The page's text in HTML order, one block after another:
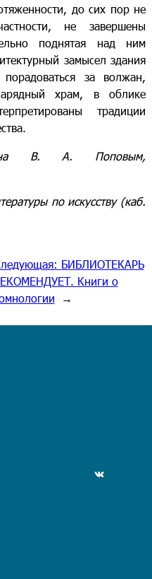
до сих пор не
не завершены
поднятая над ним
замысел здания
за волжан,
храм, в облике
традиции
В. А. Поповым,
по искусству (каб.
БИБЛИОТЕКАРЬ
Книги о
→
ВКонтакте